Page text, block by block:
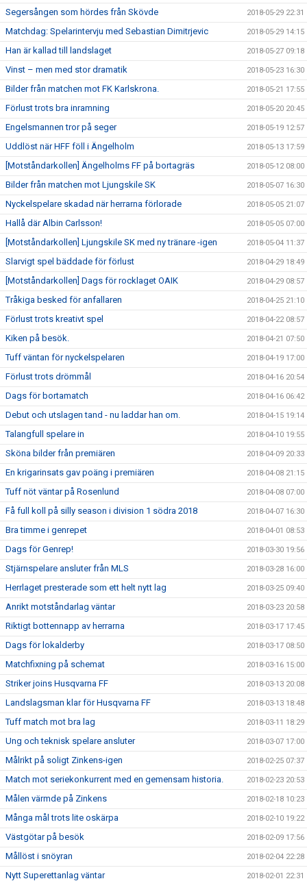
Segersången som hördes från Skövde 2018-05-29 22:31
Matchdag: Spelarintervju med Sebastian Dimitrjevic 2018-05-29 14:15
Han är kallad till landslaget 2018-05-27 09:18
Vinst – men med stor dramatik 2018-05-23 16:30
Bilder från matchen mot FK Karlskrona. 2018-05-21 17:55
Förlust trots bra inramning 2018-05-20 20:45
Engelsmannen tror på seger 2018-05-19 12:57
Uddlöst när HFF föll i Ängelholm 2018-05-13 17:59
[Motståndarkollen] Ängelholms FF på bortagräs 2018-05-12 08:00
Bilder från matchen mot Ljungskile SK 2018-05-07 16:30
Nyckelspelare skadad när herrarna förlorade 2018-05-05 21:07
Hallå där Albin Carlsson! 2018-05-05 07:00
[Motståndarkollen] Ljungskile SK med ny tränare -igen 2018-05-04 11:37
Slarvigt spel bäddade för förlust 2018-04-29 18:49
[Motståndarkollen] Dags för rocklaget OAIK 2018-04-29 08:57
Tråkiga besked för anfallaren 2018-04-25 21:10
Förlust trots kreativt spel 2018-04-22 08:57
Kiken på besök. 2018-04-21 07:50
Tuff väntan för nyckelspelaren 2018-04-19 17:00
Förlust trots drömmål 2018-04-16 20:54
Dags för bortamatch 2018-04-16 06:42
Debut och utslagen tand - nu laddar han om. 2018-04-15 19:14
Talangfull spelare in 2018-04-10 19:55
Sköna bilder från premiären 2018-04-09 20:33
En krigarinsats gav poäng i premiären 2018-04-08 21:15
Tuff nöt väntar på Rosenlund 2018-04-08 07:00
Få full koll på silly season i division 1 södra 2018 2018-04-07 16:30
Bra timme i genrepet 2018-04-01 08:53
Dags för Genrep! 2018-03-30 19:56
Stjärnspelare ansluter från MLS 2018-03-28 16:00
Herrlaget presterade som ett helt nytt lag 2018-03-25 09:40
Anrikt motståndarlag väntar 2018-03-23 20:58
Riktigt bottennapp av herrarna 2018-03-17 17:45
Dags för lokalderby 2018-03-17 08:50
Matchfixning på schemat 2018-03-16 15:00
Striker joins Husqvarna FF 2018-03-13 20:08
Landslagsman klar för Husqvarna FF 2018-03-13 18:48
Tuff match mot bra lag 2018-03-11 18:29
Ung och teknisk spelare ansluter 2018-03-07 17:00
Målrikt på soligt Zinkens-igen 2018-02-25 07:37
Match mot seriekonkurrent med en gemensam historia. 2018-02-23 20:53
Målen värmde på Zinkens 2018-02-18 10:23
Många mål trots lite oskärpa 2018-02-10 19:22
Västgötar på besök 2018-02-09 17:56
Mållöst i snöyran 2018-02-04 22:28
Nytt Superettanlag väntar 2018-02-01 22:31